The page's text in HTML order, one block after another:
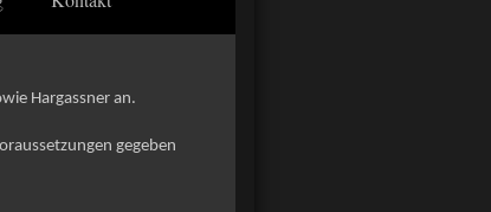
Hargassner an.
gegeben